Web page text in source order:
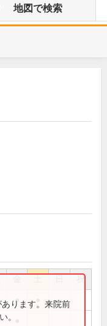
地図で検索
祝
●
ります。来院前
。